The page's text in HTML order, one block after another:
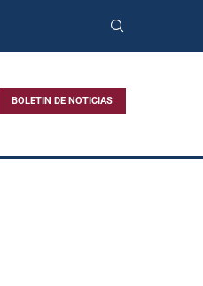
BOLETIN DE NOTICIAS